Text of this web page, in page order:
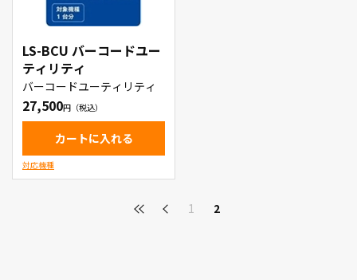
LS-BCU バーコードユー
ティリティ
バーコードユーティリティ
27,500
カートに入れる
対応機種
1 2